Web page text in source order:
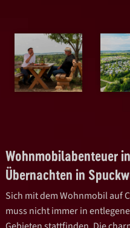
Wohnmobilabenteuer
Übernachten in
Sich mit dem Wohnmobil auf
muss nicht immer in